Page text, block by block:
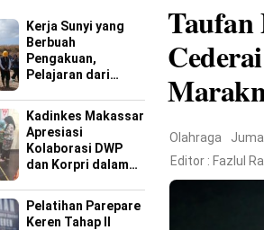
Kerja Sunyi yang
Berbuah
Pengakuan,
Pelajaran dari
Kadinkes Makassar
Apresiasi
Kolaborasi DWP
dan Korpri dalam
Pelatihan Parepare
Keren Tahap II
Taufan
Olahraga
Editor : Fazlul